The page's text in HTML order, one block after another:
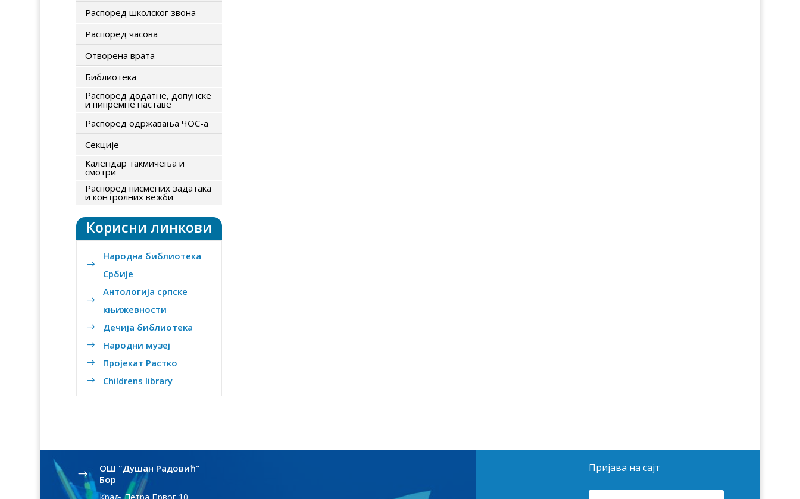
Распоред школског звона
Распоред часова
Отворена врата
Библиотека
Распоред додатне, допунске
и пипремне наставе
Распоред одржавања ЧОС-а
Секције
Календар такмичења и
смотри
Распоред писмених задатака
и контролних вежби
Корисни линкови
$
Народна библиотека
Србије
$
Антологија српске
књижевности
$ Дечија библиотека
$ Народни музеј
$ Пројекат Растко
$ Childrens library
$
OШ "Душан Радовић"
Бор
Краљ Петра Првог 10
Пријава на сајт